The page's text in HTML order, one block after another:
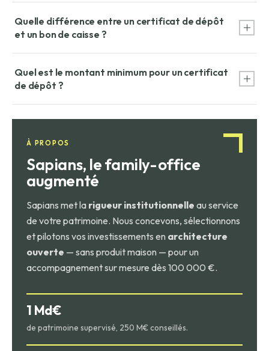
Quelle différence entre un certificat de dépôt
et un bon de caisse ?
monétaire (revente possible avant l'échéance),
contrairement au bon de caisse qui est nominatif et non
négociable. Le CD est aussi réservé aux investisseurs
institutionnels, tandis que le bon de caisse est accessible aux
Quel est le montant minimum pour un certificat
de dépôt ?
À PROPOS
Sapians, le family-office
augmenté
Sapians met la rigueur institutionnelle au service
de votre patrimoine. Nous concevons, sélectionnons
et pilotons vos investissements en architecture
ouverte — sans produit maison — pour un
accompagnement sur mesure dès 100 000 €.
1 Md€
de patrimoine supervisé, 250 M€ conseillés.